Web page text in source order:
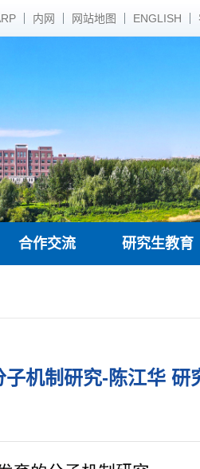
内网 网站地图 ENGLISH
合作交流 研究生教育
机制研究-陈江华 研